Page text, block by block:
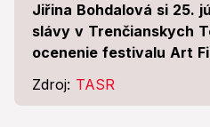
Jiřina Bohdalová si 25.
slávy v Trenčianskych
ocenenie festivalu Art
Zdroj: TASR